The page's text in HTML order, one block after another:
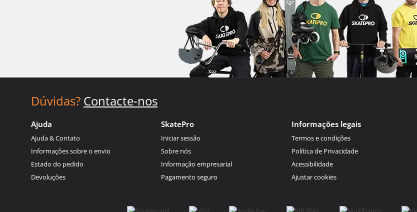
Dúvidas? Contacte-nos
Ajuda
Ajuda & Contato
Informações sobre o envio
Estado do pedido
Devoluções
SkatePro
Iniciar sessão
Sobre nós
Informação empresarial
Pagamento seguro
Informações legais
Termos e condições
Política de Privacidade
Acessibilidade
Ajustar cookies